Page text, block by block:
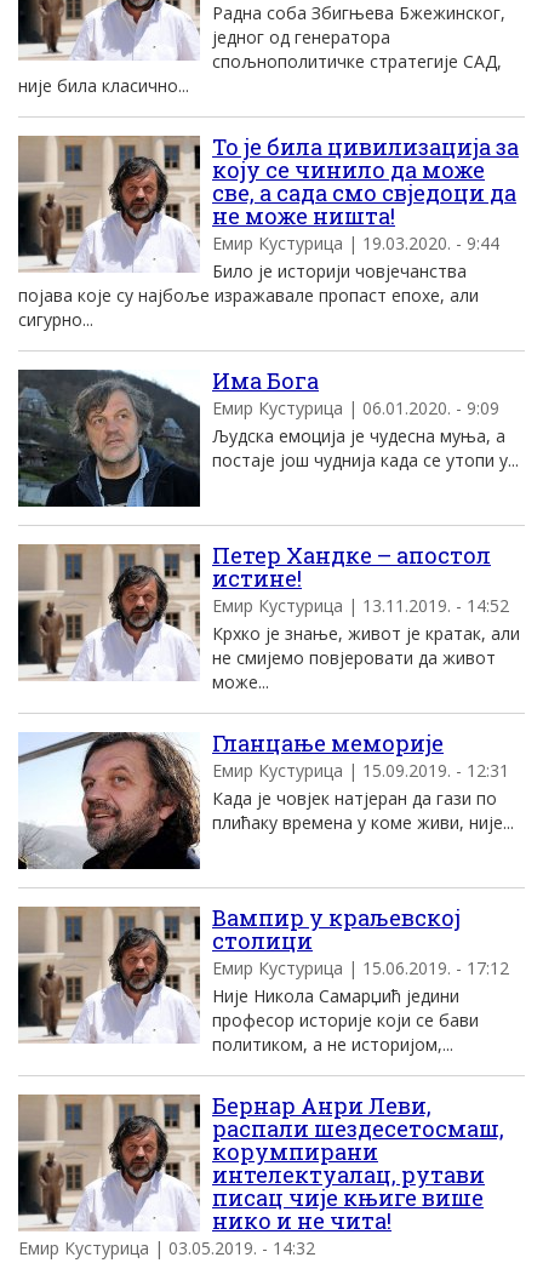
Радна соба Збигњева Бжежинског,
једног од генератора
спољнополитичке стратегије САД,
није била класично...
То је била цивилизација за
коју се чинило да може
све, а сада смо свједоци да
не може ништа!
Емир Кустурица | 19.03.2020. - 9:44
Било је историји човјечанства
појава које су најбоље изражавале пропаст епохе, али
сигурно...
Има Бога
Емир Кустурица | 06.01.2020. - 9:09
Људска емоција је чудесна муња, а
постаје још чуднија када се утопи у...
Петер Хандке – апостол
истине!
Емир Кустурица | 13.11.2019. - 14:52
Крхко је знање, живот је кратак, али
не смијемо повјеровати да живот
може...
Гланцање меморије
Емир Кустурица | 15.09.2019. - 12:31
Када је човјек натјеран да гази по
плићаку времена у коме живи, није...
Вампир у краљевској
столици
Емир Кустурица | 15.06.2019. - 17:12
Није Никола Самарџић једини
професор историје који се бави
политиком, а не историјом,...
Бернар Анри Леви,
распали шездесетосмаш,
корумпирани
интелектуалац, рутави
писац чије књиге више
нико и не чита!
Емир Кустурица | 03.05.2019. - 14:32